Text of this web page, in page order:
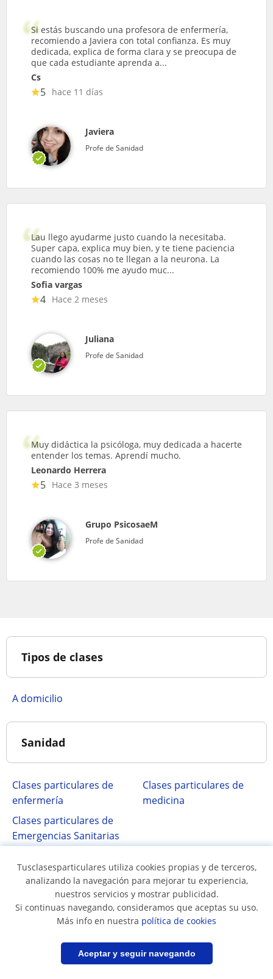
Guardar búsqueda
Si estás buscando una profesora de enfermería,
recomiendo a Javiera con total confianza. Es muy
dedicada, explica de forma clara y se preocupa de
que cada estudiante aprenda a...
Cs
5 hace 11 días
Javiera
Profe de Sanidad
Lau llego ayudarme justo cuando la necesitaba.
Super capa, explica muy bien, y te tiene paciencia
cuando las cosas no te llegan a la neurona. La
recomiendo 100% me ayudo muc...
Sofia vargas
4 Hace 2 meses
Juliana
Profe de Sanidad
Muy didáctica la psicóloga, muy dedicada a hacerte
entender los temas. Aprendí mucho.
Leonardo Herrera
5 Hace 3 meses
Grupo PsicosaeM
Profe de Sanidad
Tipos de clases
A domicilio
Sanidad
Clases particulares de
enfermería
Clases particulares de
medicina
Clases particulares de
Emergencias Sanitarias
Sanidad en...
Clases en Santiago
Tusclasesparticulares utiliza cookies propias y de terceros,
analizando la navegación para mejorar tu experiencia,
nuestros servicios y mostrar publicidad.
Si continuas navegando, consideramos que aceptas su uso.
Más info en nuestra política de cookies
Aceptar y seguir navegando